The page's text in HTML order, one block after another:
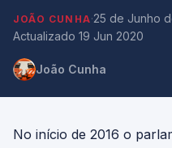
JOÃO CUNHA·25 de Junho
Actualizado 19 Jun 2020
João Cunha
No início de 2016 o